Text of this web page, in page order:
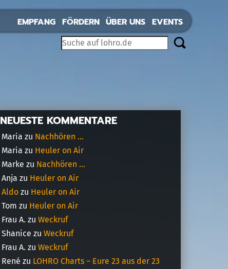
EMPFANG FÖRDERN ÜBER UNS EVENTS
NEUESTE KOMMENTARE
Maria zu Nachhören …
Maria zu Heuler on Air
Marke zu Nachhören …
Anja zu Heuler on Air
Aldo zu Heuler on Air
Tom zu Heuler on Air
Frau A. zu Weckruf
Shanice zu Weckruf
Frau A. zu Weckruf
René zu LOHRO Charts – Eure 23 aus der 23